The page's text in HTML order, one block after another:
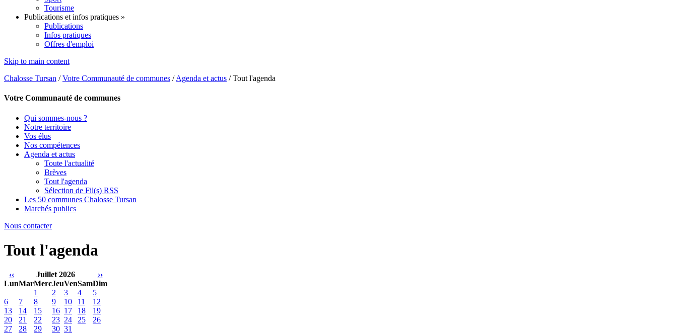
Tourisme
Publications et infos pratiques »
Publications
Infos pratiques
Offres d'emploi
Skip to main content
Chalosse Tursan / Votre Communauté de communes / Agenda et actus / Tout l'agenda
Votre Communauté de communes
Qui sommes-nous ?
Notre territoire
Vos élus
Nos compétences
Agenda et actus
Toute l'actualité
Brèves
Tout l'agenda
Sélection de Fil(s) RSS
Les 50 communes Chalosse Tursan
Marchés publics
Nous contacter
Tout l'agenda
‹‹ Juillet 2026
››
LunMarMercJeuVenSamDim
1
2 3 4
5
6
7 8 9 10 11
12
13
14 15 16 17 18
19
20
21 22 23 24 25
26
27
28 29 30 31